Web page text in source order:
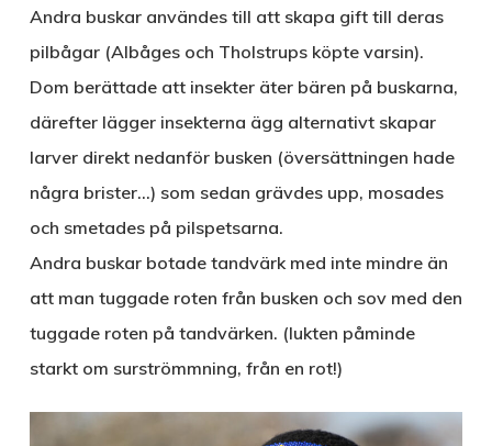
Andra buskar användes till att skapa gift till deras
pilbågar (Albåges och Tholstrups köpte varsin).
Dom berättade att insekter äter bären på buskarna,
därefter lägger insekterna ägg alternativt skapar
larver direkt nedanför busken (översättningen hade
några brister…) som sedan grävdes upp, mosades
och smetades på pilspetsarna.
Andra buskar botade tandvärk med inte mindre än
att man tuggade roten från busken och sov med den
tuggade roten på tandvärken. (lukten påminde
starkt om surströmmning, från en rot!)